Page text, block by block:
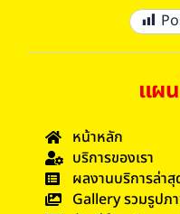
แผ
หน้าหลัก
บริการของเรา
ผลงานบริการล่าสุ
Gallery รวมรูปภ